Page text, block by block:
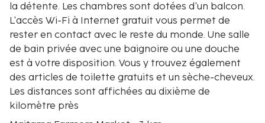
la détente. Les chambres sont dotées d'un balcon.
L'accès Wi-Fi à Internet gratuit vous permet de
rester en contact avec le reste du monde. Une salle
de bain privée avec une baignoire ou une douche
est à votre disposition. Vous y trouvez également
des articles de toilette gratuits et un sèche-cheveux.
Les distances sont affichées au dixième de
kilomètre près